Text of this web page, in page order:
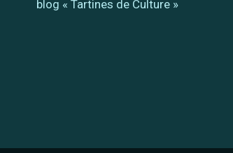
blog « Tartines de Culture »